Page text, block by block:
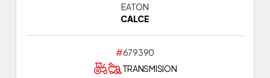
EATON
CALCE
#679390
TRANSMISION